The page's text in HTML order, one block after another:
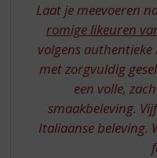
VERLEIDELIJKE
SMAKEN
Laat je meevoeren
romige likeuren
volgens
met zorgvuldig
een volle,
smaakbeleving.
Italiaanse beleving.